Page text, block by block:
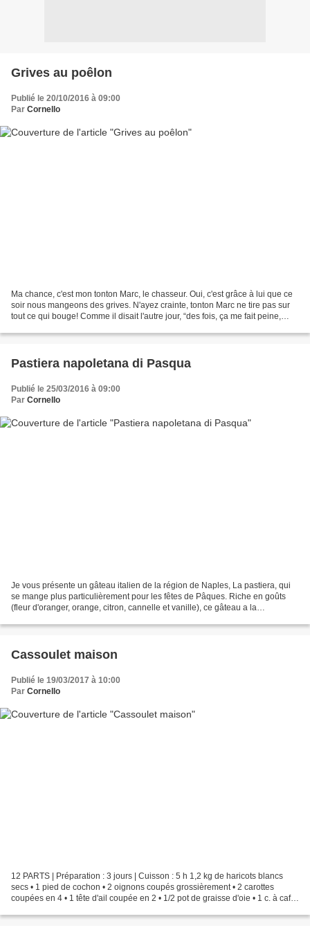
Grives au poêlon
Publié le 20/10/2016 à 09:00
Par Cornello
Ma chance, c'est mon tonton Marc, le chasseur. Oui, c'est grâce à lui que ce
soir nous mangeons des grives. N'ayez crainte, tonton Marc ne tire pas sur
tout ce qui bouge! Comme il disait l'autre jour, “des fois, ça me fait peine,
Pastiera napoletana di Pasqua
Publié le 25/03/2016 à 09:00
Par Cornello
Je vous présente un gâteau italien de la région de Naples, La pastiera, qui
se mange plus particulièrement pour les fêtes de Pâques. Riche en goûts
(fleur d'oranger, orange, citron, cannelle et vanille), ce gâteau a la
Cassoulet maison
Publié le 19/03/2017 à 10:00
Par Cornello
12 PARTS | Préparation : 3 jours | Cuisson : 5 h 1,2 kg de haricots blancs
secs • 1 pied de cochon • 2 oignons coupés grossièrement • 2 carottes
coupées en 4 • 1 tête d'ail coupée en 2 • 1/2 pot de graisse d'oie • 1 c. à café